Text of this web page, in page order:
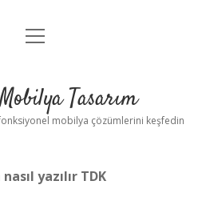
Anasayfa
Yasal Uyarı
menüyü
Tasarım
mobilya çözümlerini keşfedin
yazılır TDK